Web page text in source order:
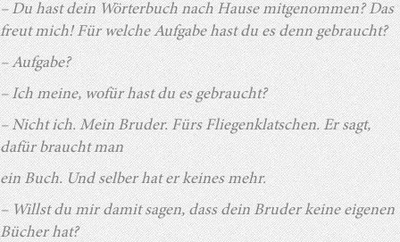
– Du hast dein Wörterbuch nach Hause mitgenommen? Das
freut mich! Für welche Aufgabe hast du es denn gebraucht?
– Aufgabe?
– Ich meine, wofür hast du es gebraucht?
– Nicht ich. Mein Bruder. Fürs Fliegenklatschen. Er sagt,
dafür braucht man
ein Buch. Und selber hat er keines mehr.
– Willst du mir damit sagen, dass dein Bruder keine eigenen
Bücher hat?